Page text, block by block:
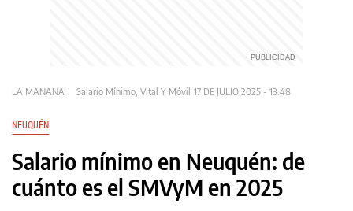
LA MAÑANA Salario Mínimo, Vital Y Móvil 17 DE JULIO 2025 - 13:48
NEUQUÉN
Salario mínimo en Neuquén: de
cuánto es el SMVyM en 2025